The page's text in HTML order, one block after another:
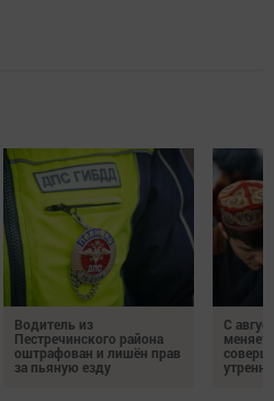
Водитель из
Пестречинского района
оштрафован и лишён прав
за пьяную езду
С